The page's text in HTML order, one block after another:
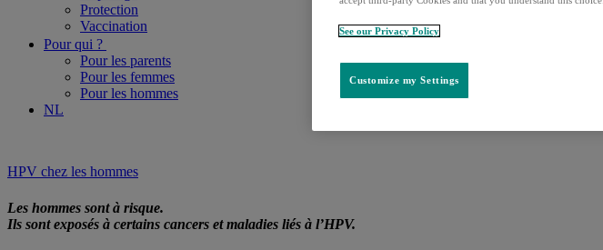
Protection
Vaccination
Pour qui ?
Pour les parents
Pour les femmes
Pour les hommes
NL
HPV chez les hommes
Les hommes sont à risque.
Ils sont exposés à certains cancers et maladies liés à l’HPV.
See our Privacy Policy
Customize my Settings